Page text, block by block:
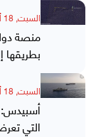
السبت, 18 أكتوبر, 2025
منصة
بطريقها
السبت, 18 أكتوبر, 2025
أسبيدس:
التي